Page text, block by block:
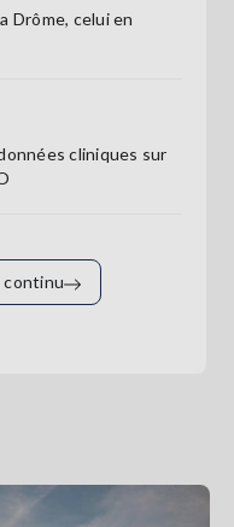
Drôme, celui en
cliniques sur
continu